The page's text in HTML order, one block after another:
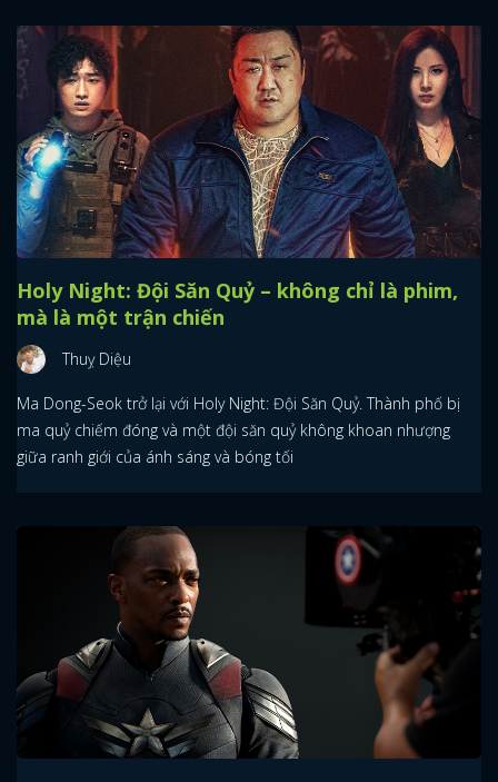
Holy Night: Đội Săn Quỷ – không chỉ là phim,
mà là một trận chiến
Thuỵ Diệu
Ma Dong-Seok trở lại với Holy Night: Đội Săn Quỷ. Thành phố bị
ma quỷ chiếm đóng và một đội săn quỷ không khoan nhượng
giữa ranh giới của ánh sáng và bóng tối